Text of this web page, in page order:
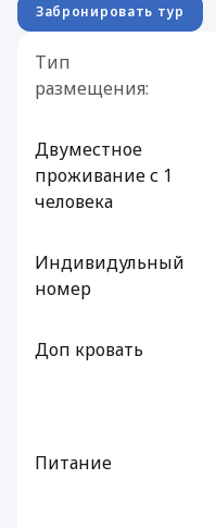
Тип
размещения:
Двуместное
проживание с 1
человека
Индивидульный
номер
Доп кровать
Питание
Забронировать тур